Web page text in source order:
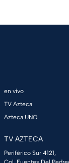
en vivo
TV Azteca
Azteca UNO
TV AZTECA
Periférico Sur 4121,